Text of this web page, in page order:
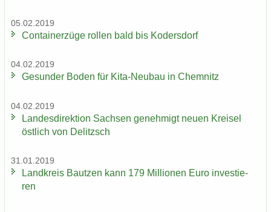
05.02.2019
Con­tai­ner­zü­ge rol­len bald bis Ko­ders­dorf
04.02.2019
Ge­sun­der Boden für Kita-​Neubau in Chem­nitz
04.02.2019
Lan­des­di­rek­ti­on Sach­sen ge­neh­migt neuen Krei­sel
öst­lich von De­litzsch
31.01.2019
Land­kreis Baut­zen kann 179 Mil­lio­nen Euro in­ves­tie­
ren